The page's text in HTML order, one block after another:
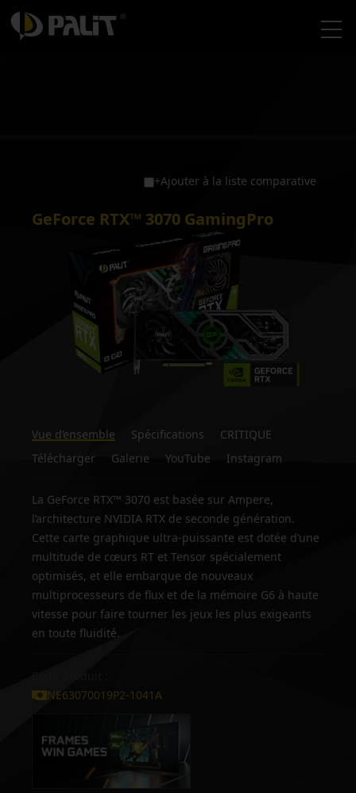
+Ajouter à la liste comparative
GeForce RTX™ 3070 GamingPro
Vue d’ensemble Spécifications
CRITIQUE
Télécharger
Galerie YouTube Instagram
La GeForce RTX™ 3070 est basée sur Ampere,
l’architecture NVIDIA RTX de seconde génération.
Cette carte graphique ultra-puissante est dotée d’une
multitude de cœurs RT et Tensor spécialement
optimisés, et elle embarque de nouveaux
multiprocesseurs de flux et de la mémoire G6 à haute
vitesse pour faire tourner les jeux les plus exigeants
en toute fluidité.
NE63070019P2-1041A